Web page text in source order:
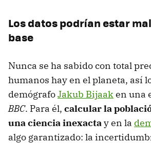
Los datos podrían estar
base
Nunca se ha sabido con total
humanos hay en el planeta, así
demógrafoJakub Bijaaken una
BBC. Para él, calcular la
una ciencia inexactay en la
algo garantizado: la